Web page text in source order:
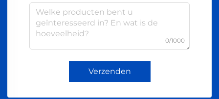
0/1000
Verzenden